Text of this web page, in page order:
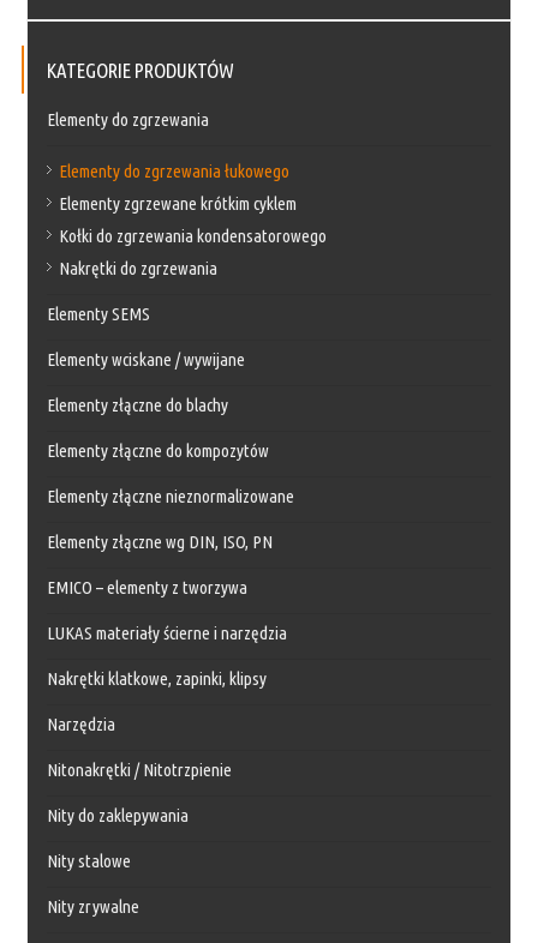
KATEGORIE PRODUKTÓW
Elementy do zgrzewania
Elementy do zgrzewania łukowego
Elementy zgrzewane krótkim cyklem
Kołki do zgrzewania kondensatorowego
Nakrętki do zgrzewania
Elementy SEMS
Elementy wciskane / wywijane
Elementy złączne do blachy
Elementy złączne do kompozytów
Elementy złączne nieznormalizowane
Elementy złączne wg DIN, ISO, PN
EMICO – elementy z tworzywa
LUKAS materiały ścierne i narzędzia
Nakrętki klatkowe, zapinki, klipsy
Narzędzia
Nitonakrętki / Nitotrzpienie
Nity do zaklepywania
Nity stalowe
Nity zrywalne